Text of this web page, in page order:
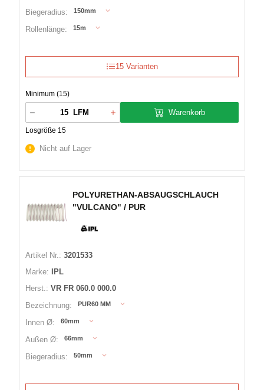
Biegeradius: 150mm
Rollenlänge: 15m
15 Varianten
Minimum (15)
LFM
Losgröße 15
Warenkorb
Nicht auf Lager
POLYURETHAN-ABSAUGSCHLAUCH
"VULCANO" / PUR
Artikel Nr.: 3201533
Marke:
IPL
Herst.: VR FR 060.0 000.0
Bezeichnung:
PUR60 MM
Innen Ø: 60mm
Außen Ø: 66mm
Biegeradius: 50mm